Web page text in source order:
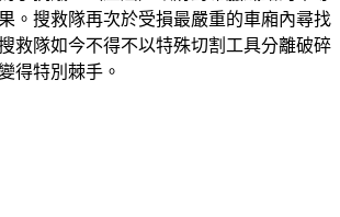
。搜救隊再次於受損最嚴重的車廂內尋找
救隊如今不得不以特殊切割工具分離破碎
得特別棘手。